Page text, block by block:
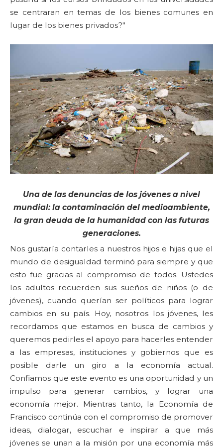
se centraran en temas de los bienes comunes en
lugar de los bienes privados?"
Una de las denuncias de los jóvenes a nivel
mundial: la contaminación del medioambiente,
la gran deuda de la humanidad con las futuras
generaciones.
Nos gustaría contarles a nuestros hijos e hijas que el
mundo de desigualdad terminó para siempre y que
esto fue gracias al compromiso de todos. Ustedes
los adultos recuerden sus sueños de niños (o de
jóvenes), cuando querían ser políticos para lograr
cambios en su país. Hoy, nosotros los jóvenes, les
recordamos que estamos en busca de cambios y
queremos pedirles el apoyo para hacerles entender
a las empresas, instituciones y gobiernos que es
posible darle un giro a la economía actual.
Confiamos que este evento es una oportunidad y un
impulso para generar cambios, y lograr una
economía mejor. Mientras tanto, la Economía de
Francisco continúa con el compromiso de promover
ideas, dialogar, escuchar e inspirar a que más
jóvenes se unan a la misión por una economía más